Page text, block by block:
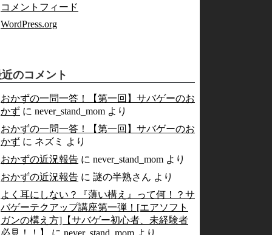
コメントフィード
WordPress.org
のコメント
おかずの一問一答！【第一回】サバゲーのお
かず に never_stand_mom より
おかずの一問一答！【第一回】サバゲーのお
かず に ネズミ
より
おかずの近況報告 に never_stand_mom より
おかずの近況報告 に 謎の半熟さん より
よく耳にしない？『薄い構え』って何！？サ
バゲーテクアップ講座第一弾！[エアソフト
ガンの構え方]【サバゲー初心者、未経験者
必見！！】
に never_stand_mom より